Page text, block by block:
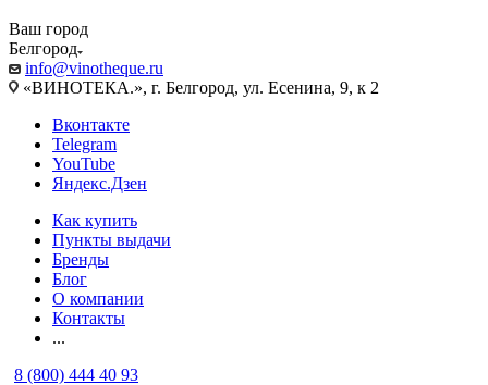
Ваш город
Белгород
info@vinotheque.ru
«ВИНОТЕКА.», г. Белгород, ул. Есенина, 9, к 2
Вконтакте
Telegram
YouTube
Яндекс.Дзен
Как купить
Пункты выдачи
Бренды
Блог
О компании
Контакты
...
8 (800) 444 40 93